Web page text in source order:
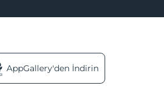
AppGallery'den İndirin